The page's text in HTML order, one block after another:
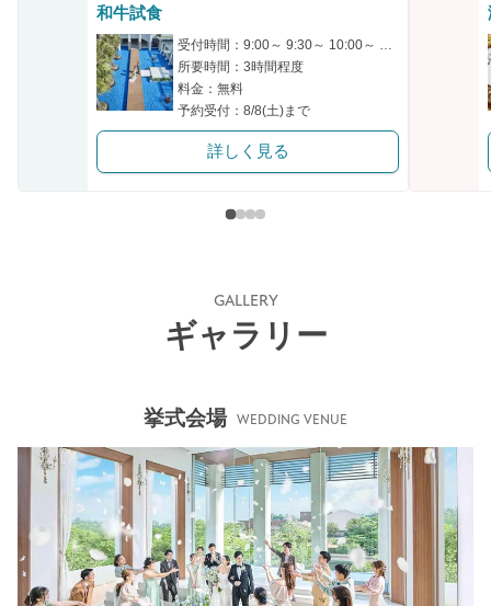
和牛試食
所要時間：3時間程度
料金：無料
予約受付：8/8(土)まで
詳しく見る
GALLERY
ギャラリー
挙式会場 WEDDING VENUE